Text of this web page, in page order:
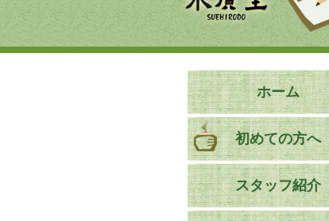
ホーム
初めての方へ
スタッフ紹介